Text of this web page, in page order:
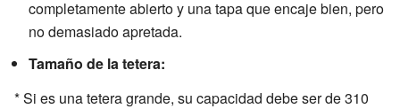
completamente abierto y una tapa que encaje bien, pero
no demasiado apretada.
Tamaño de la tetera:
* Si es una tetera grande, su capacidad debe ser de 310